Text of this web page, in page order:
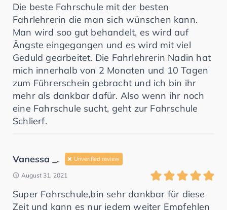
Die beste Fahrschule mit der besten
Fahrlehrerin die man sich wünschen kann.
Man wird soo gut behandelt, es wird auf
Ängste eingegangen und es wird mit viel
Geduld gearbeitet. Die Fahrlehrerin Nadin hat
mich innerhalb von 2 Monaten und 10 Tagen
zum Führerschein gebracht und ich bin ihr
mehr als dankbar dafür. Also wenn ihr noch
eine Fahrschule sucht, geht zur Fahrschule
Schlierf.
Vanessa _. Unverified review
August 31, 2021
Super Fahrschule,bin sehr dankbar für diese
Zeit und kann es nur jedem weiter Empfehlen